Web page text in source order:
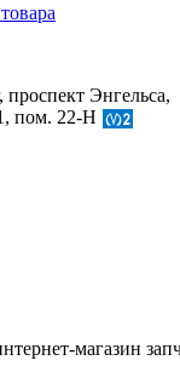
проспект Энгельса,
пом. 22-Н
магазин